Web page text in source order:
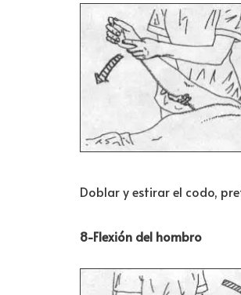
Doblar y estirar el codo,
8-Flexión del hombro